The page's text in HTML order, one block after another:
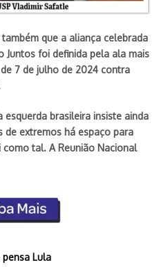
que a aliança celebrada
Juntos foi definida pela ala mais
7 de julho de 2024 contra
brasileira insiste ainda
extremos há espaço para
tal. A Reunião Nacional
pensa Lula